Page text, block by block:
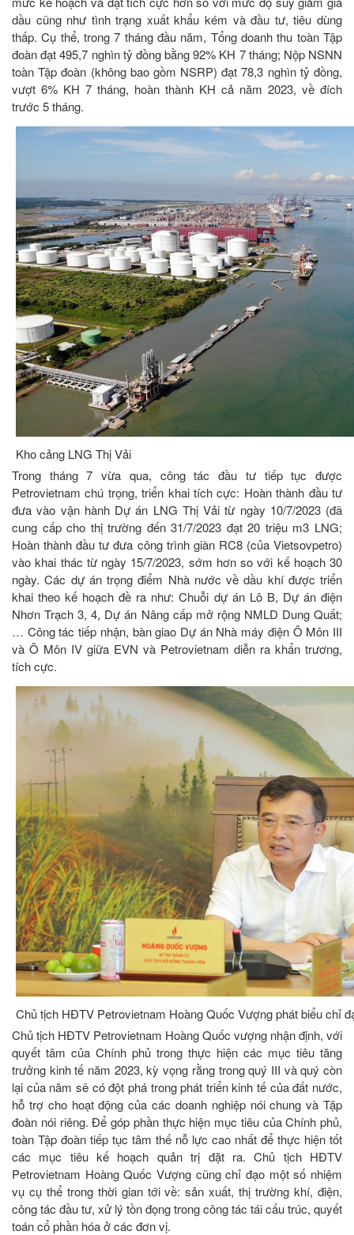
dầu cũng như tình trạng xuất khẩu kém và đầu tư, tiêu dùng
thấp. Cụ thể, trong 7 tháng đầu năm, Tổng doanh thu toàn Tập
đoàn đạt 495,7 nghìn tỷ đồng bằng 92% KH 7 tháng; Nộp NSNN
toàn Tập đoàn (không bao gồm NSRP) đạt 78,3 nghìn tỷ đồng,
vượt 6% KH 7 tháng, hoàn thành KH cả năm 2023, về đích
trước 5 tháng.
Kho cảng LNG Thị Vải
Trong tháng 7 vừa qua, công tác đầu tư tiếp tục được
Petrovietnam chú trọng, triển khai tích cực: Hoàn thành đầu tư
đưa vào vận hành Dự án LNG Thị Vải từ ngày 10/7/2023 (đã
cung cấp cho thị trường đến 31/7/2023 đạt 20 triệu m3 LNG;
Hoàn thành đầu tư đưa công trình giàn RC8 (của Vietsovpetro)
vào khai thác từ ngày 15/7/2023, sớm hơn so với kế hoạch 30
ngày. Các dự án trọng điểm Nhà nước về dầu khí được triển
khai theo kế hoạch đề ra như: Chuỗi dự án Lô B, Dự án điện
Nhơn Trạch 3, 4, Dự án Nâng cấp mở rộng NMLD Dung Quất;
… Công tác tiếp nhận, bàn giao Dự án Nhà máy điện Ô Môn III
và Ô Môn IV giữa EVN và Petrovietnam diễn ra khẩn trương,
tích cực.
Chủ tịch HĐTV Petrovietnam Hoàng Quốc Vượng phát biểu chỉ
Chủ tịch HĐTV Petrovietnam Hoàng Quốc vượng nhận định, với
quyết tâm của Chính phủ trong thực hiện các mục tiêu tăng
trưởng kinh tế năm 2023, kỳ vọng rằng trong quý III và quý còn
lại của năm sẽ có đột phá trong phát triển kinh tế của đất nước,
hỗ trợ cho hoạt động của các doanh nghiệp nói chung và Tập
đoàn nói riêng. Để góp phần thực hiện mục tiêu của Chính phủ,
toàn Tập đoàn tiếp tục tâm thế nỗ lực cao nhất để thực hiện tốt
các mục tiêu kế hoạch quản trị đặt ra. Chủ tịch HĐTV
Petrovietnam Hoàng Quốc Vượng cũng chỉ đạo một số nhiệm
vụ cụ thể trong thời gian tới về: sản xuất, thị trường khí, điện,
công tác đầu tư, xử lý tồn đọng trong công tác tái cấu trúc, quyết
toán cổ phần hóa ở các đơn vị.